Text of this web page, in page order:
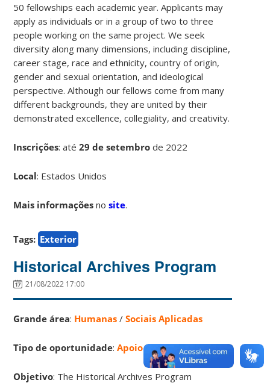
50 fellowships each academic year. Applicants may
apply as individuals or in a group of two to three
people working on the same project. We seek
diversity along many dimensions, including discipline,
career stage, race and ethnicity, country of origin,
gender and sexual orientation, and ideological
perspective. Although our fellows come from many
different backgrounds, they are united by their
demonstrated excellence, collegiality, and creativity.
Inscrições: até29 de setembrode 2022
Local: Estados Unidos
Mais informações nosite.
Tags: Exterior
Historical Archives Program
21/08/2022 17:00
Grande área: Humanas /Sociais Aplicadas
Tipo de oportunidade:Apoio Financeiro
Objetivo: The Historical Archives Program